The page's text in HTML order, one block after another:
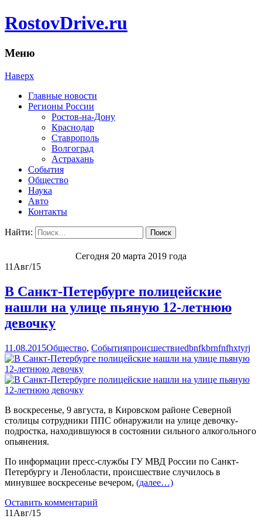
RostovDrive.ru
Меню
Наверх
Главные новости
Регионы России
Ростов-на-Дону
Краснодар
Ставрополь
Волгоград
Астрахань
События
Общество
Наука
Авто
Контакты
Найти:
Сегодня 20 марта 2019 года
11 Авг/15
В Санкт-Петербурге полицейские
нашли на улице пьяную 12-летнюю
девочку
11.08.2015Общество, Событияпроисшествиеdbnfkbrnfnfhxtyrj
В воскресенье, 9 августа, в Кировском районе Северной
столицы сотрудники ППС обнаружили на улице девочку-
подростка, находившуюся в состоянии сильного алкогольного
опьянения.
По информации пресс-службы ГУ МВД России по Санкт-
Петербургу и Ленобласти, происшествие случилось в
минувшее воскресенье вечером, (далее…)
Оставить комментарий
11 Авг/15